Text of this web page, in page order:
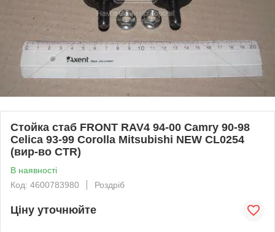
Стойка стаб FRONT RAV4 94-00 Camry 90-98
Celica 93-99 Corolla Mitsubishi NEW CL0254
(вир-во CTR)
В наявності
Код: 4600783980
Роздріб
Ціну уточнюйте